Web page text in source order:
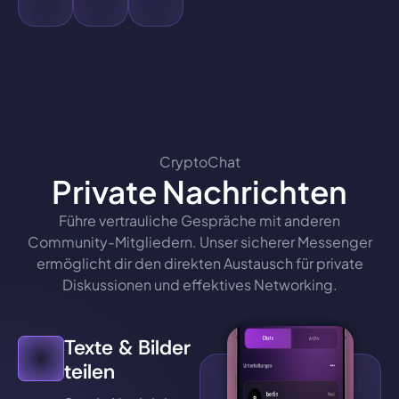
CryptoChat
Private Nachrichten
Führe vertrauliche Gespräche mit anderen
Community-Mitgliedern. Unser sicherer Messenger
ermöglicht dir den direkten Austausch für private
Diskussionen und effektives Networking.
Texte & Bilder
teilen